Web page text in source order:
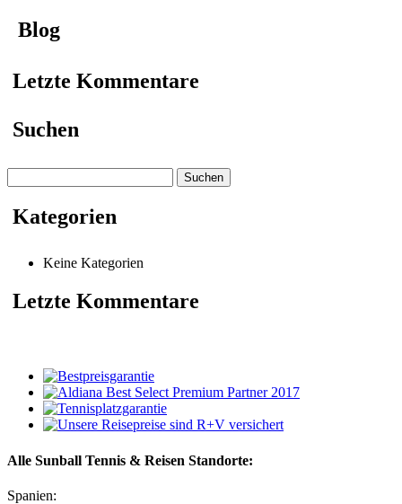
Blog
Letzte Kommentare
Suchen
nach:
Kategorien
Keine Kategorien
Letzte Kommentare
Alle Sunball Tennis & Reisen Standorte:
Spanien: